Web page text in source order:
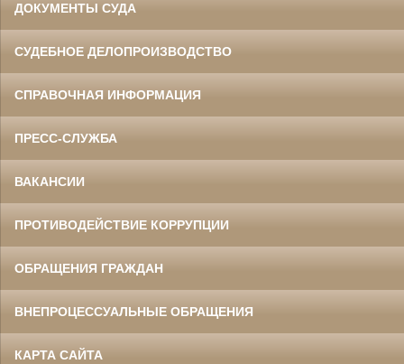
ДОКУМЕНТЫ СУДА
СУДЕБНОЕ ДЕЛОПРОИЗВОДСТВО
СПРАВОЧНАЯ ИНФОРМАЦИЯ
ПРЕСС-СЛУЖБА
ВАКАНСИИ
ПРОТИВОДЕЙСТВИЕ КОРРУПЦИИ
ОБРАЩЕНИЯ ГРАЖДАН
ВНЕПРОЦЕССУАЛЬНЫЕ ОБРАЩЕНИЯ
КАРТА САЙТА